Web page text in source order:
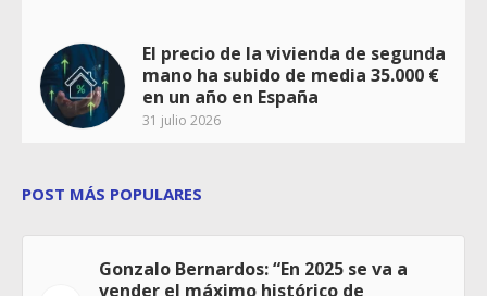
El precio de la vivienda de segunda
mano ha subido de media 35.000 €
en un año en España
31 julio 2026
POST MÁS POPULARES
Gonzalo Bernardos: “En 2025 se va a
vender el máximo histórico de